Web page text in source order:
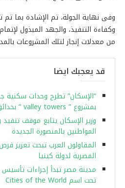
وفى نهاية الجولة، تم الإشادة بما
وكفاءة التنفيذ، والجهد المبذول
من معدلات إنجاز لتلك المشروعات
قد يعجبك ايضا
“الإسكان” تطرح وحدات سكنية
بمشروع ” valley towers ” بحدائق أكتوبر
وزير الإسكان يتابع موقف
المواطنين بالمنصورة الجديدة
المقاولون العرب تبحث تعزيز
المصرية لدولة كينيا
مدينة مصر تبدأ إجراءات
تحت اسم Cities of the World